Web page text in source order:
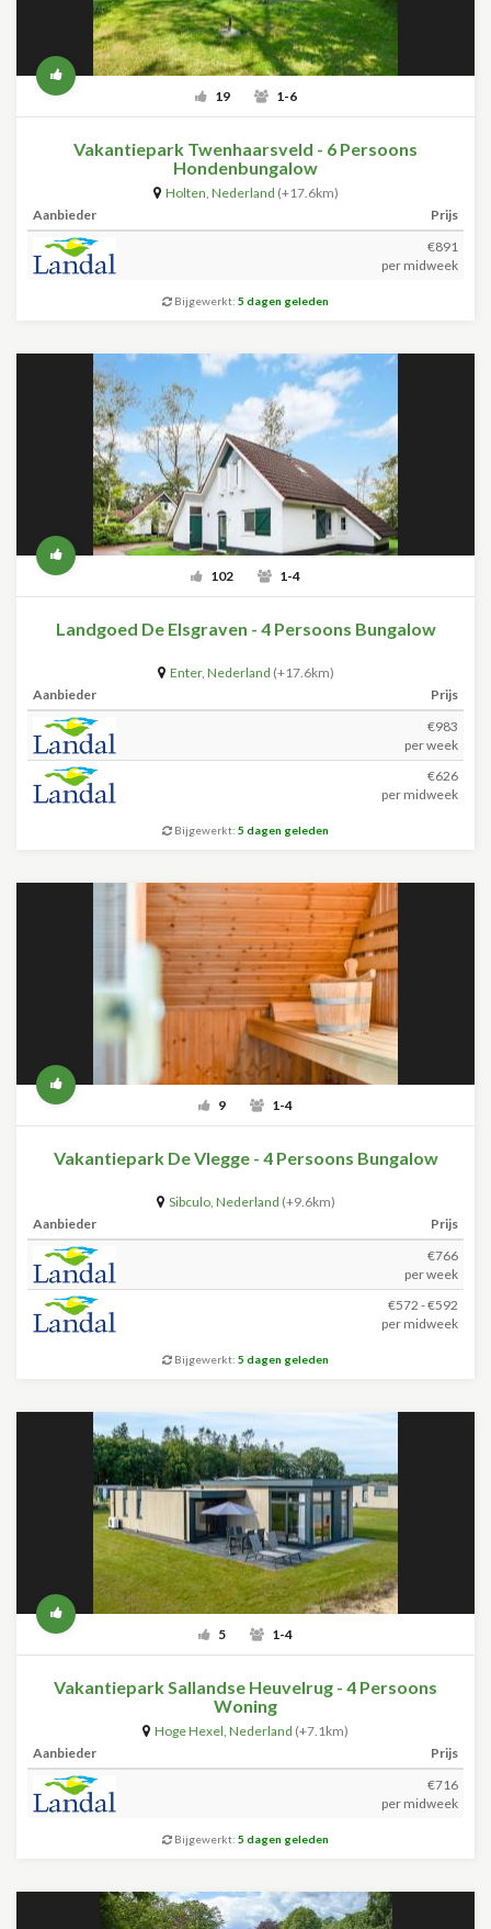
19 1-6
Vakantiepark Twenhaarsveld - 6 Persoons
Hondenbungalow
Holten, Nederland (+17.6km)
Aanbieder
Prijs
€891
per midweek
Bijgewerkt: 5 dagen geleden
102 1-4
Landgoed De Elsgraven - 4 Persoons Bungalow
Enter, Nederland (+17.6km)
Aanbieder
Prijs
€983
per week
€626
per midweek
Bijgewerkt: 5 dagen geleden
9 1-4
Vakantiepark De Vlegge - 4 Persoons Bungalow
Sibculo, Nederland (+9.6km)
Aanbieder
Prijs
€766
per week
€572 - €592
per midweek
Bijgewerkt: 5 dagen geleden
5 1-4
Vakantiepark Sallandse Heuvelrug - 4 Persoons
Woning
Hoge Hexel, Nederland (+7.1km)
Aanbieder
Prijs
€716
per midweek
Bijgewerkt: 5 dagen geleden